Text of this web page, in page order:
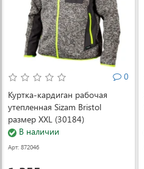
0
Куртка-кардиган рабочая
утепленная Sizam Bristol
размер XXL (30184)
В наличии
Арт: 872046